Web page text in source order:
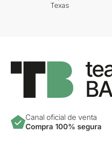
Texas
Canal oficial de venta
Compra 100% segura